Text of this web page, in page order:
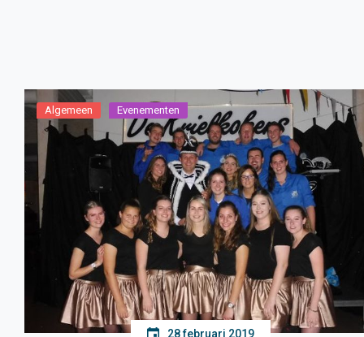
Algemeen Evenementen
28 februari 2019